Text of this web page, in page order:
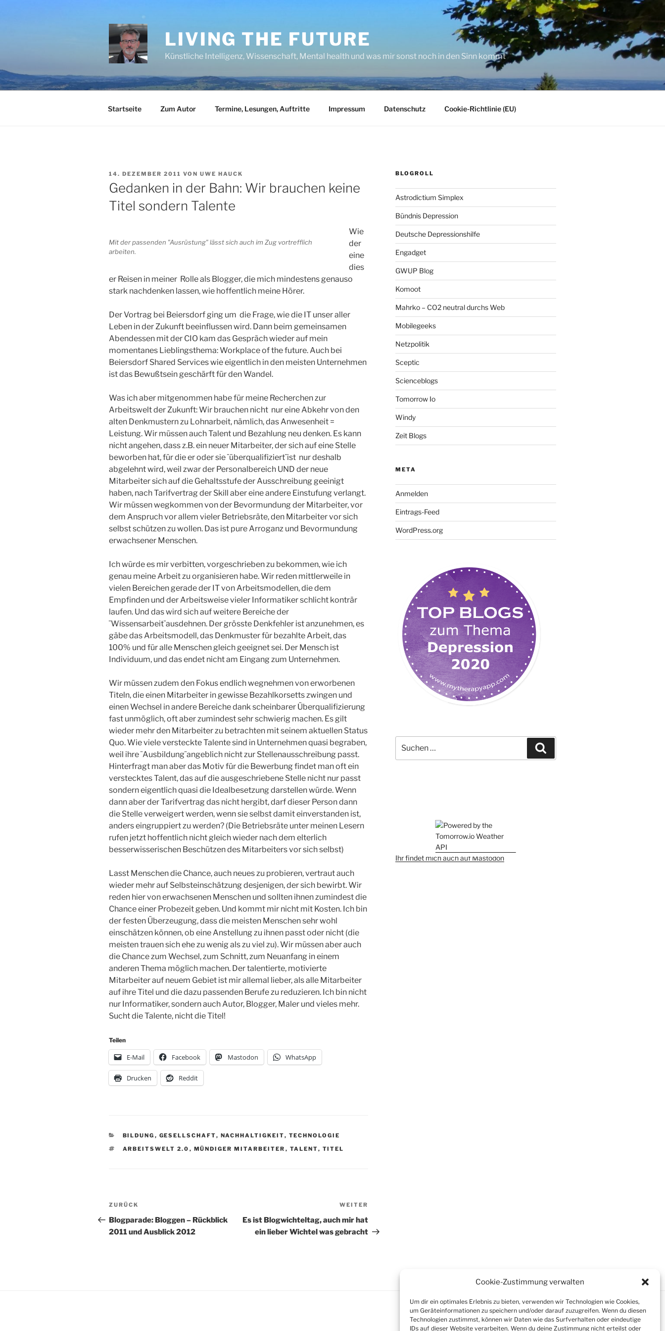
Cookie-Zustimmung verwalten
Um dir ein optimales Erlebnis zu bieten, verwenden wir Technologien wie Cookies,
um Geräteinformationen zu speichern und/oder darauf zuzugreifen. Wenn du diesen
Technologien zustimmst, können wir Daten wie das Surfverhalten oder eindeutige
IDs auf dieser Website verarbeiten. Wenn du deine Zustimmung nicht erteilst oder
LIVING THE FUTURE
Künstliche Intelligenz, Wissenschaft, Mental health und was mir sonst noch in den Sinn kommt
Startseite Zum Autor Termine, Lesungen, Auftritte Impressum Datenschutz Cookie-Richtlinie (EU)
VERÖFFENTLICHT
AM
14. DEZEMBER 2011 VON UWE HAUCK
Gedanken in der Bahn: Wir brauchen keine
Titel sondern Talente
Mit der passenden "Ausrüstung" lässt sich auch im Zug vortrefflich
arbeiten.
Wie
der
eine
dies
er Reisen in meiner Rolle als Blogger, die mich mindestens genauso
stark nachdenken lassen, wie hoffentlich meine Hörer.
Der Vortrag bei Beiersdorf ging um die Frage, wie die IT unser aller
Leben in der Zukunft beeinflussen wird. Dann beim gemeinsamen
Abendessen mit der CIO kam das Gespräch wieder auf mein
momentanes Lieblingsthema: Workplace of the future. Auch bei
Beiersdorf Shared Services wie eigentlich in den meisten Unternehmen
ist das Bewußtsein geschärft für den Wandel.
Was ich aber mitgenommen habe für meine Recherchen zur
Arbeitswelt der Zukunft: Wir brauchen nicht nur eine Abkehr von den
alten Denkmustern zu Lohnarbeit, nämlich, das Anwesenheit =
Leistung. Wir müssen auch Talent und Bezahlung neu denken. Es kann
nicht angehen, dass z.B. ein neuer Mitarbeiter, der sich auf eine Stelle
beworben hat, für die er oder sie ¨überqualifiziert¨ist nur deshalb
abgelehnt wird, weil zwar der Personalbereich UND der neue
Mitarbeiter sich auf die Gehaltsstufe der Ausschreibung geeinigt
haben, nach Tarifvertrag der Skill aber eine andere Einstufung verlangt.
Wir müssen wegkommen von der Bevormundung der Mitarbeiter, vor
dem Anspruch vor allem vieler Betriebsräte, den Mitarbeiter vor sich
selbst schützen zu wollen. Das ist pure Arroganz und Bevormundung
erwachsener Menschen.
Ich würde es mir verbitten, vorgeschrieben zu bekommen, wie ich
genau meine Arbeit zu organisieren habe. Wir reden mittlerweile in
vielen Bereichen gerade der IT von Arbeitsmodellen, die dem
Empfinden und der Arbeitsweise vieler Informatiker schlicht konträr
laufen. Und das wird sich auf weitere Bereiche der
¨Wissensarbeit¨ausdehnen. Der grösste Denkfehler ist anzunehmen, es
gäbe das Arbeitsmodell, das Denkmuster für bezahlte Arbeit, das
100% und für alle Menschen gleich geeignet sei. Der Mensch ist
Individuum, und das endet nicht am Eingang zum Unternehmen.
Wir müssen zudem den Fokus endlich wegnehmen von erworbenen
Titeln, die einen Mitarbeiter in gewisse Bezahlkorsetts zwingen und
einen Wechsel in andere Bereiche dank scheinbarer Überqualifizierung
fast unmöglich, oft aber zumindest sehr schwierig machen. Es gilt
wieder mehr den Mitarbeiter zu betrachten mit seinem aktuellen Status
Quo. Wie viele versteckte Talente sind in Unternehmen quasi begraben,
weil ihre ¨Ausbildung¨angeblich nicht zur Stellenausschreibung passt.
Hinterfragt man aber das Motiv für die Bewerbung findet man oft ein
verstecktes Talent, das auf die ausgeschriebene Stelle nicht nur passt
sondern eigentlich quasi die Idealbesetzung darstellen würde. Wenn
dann aber der Tarifvertrag das nicht hergibt, darf dieser Person dann
die Stelle verweigert werden, wenn sie selbst damit einverstanden ist,
anders eingruppiert zu werden? (Die Betriebsräte unter meinen Lesern
rufen jetzt hoffentlich nicht gleich wieder nach dem elterlich
besserwisserischen Beschützen des Mitarbeiters vor sich selbst)
Lasst Menschen die Chance, auch neues zu probieren, vertraut auch
wieder mehr auf Selbsteinschätzung desjenigen, der sich bewirbt. Wir
reden hier von erwachsenen Menschen und sollten ihnen zumindest die
Chance einer Probezeit geben. Und kommt mir nicht mit Kosten. Ich bin
der festen Überzeugung, dass die meisten Menschen sehr wohl
einschätzen können, ob eine Anstellung zu ihnen passt oder nicht (die
meisten trauen sich ehe zu wenig als zu viel zu). Wir müssen aber auch
die Chance zum Wechsel, zum Schnitt, zum Neuanfang in einem
anderen Thema möglich machen. Der talentierte, motivierte
Mitarbeiter auf neuem Gebiet ist mir allemal lieber, als alle Mitarbeiter
auf ihre Titel und die dazu passenden Berufe zu reduzieren. Ich bin nicht
nur Informatiker, sondern auch Autor, Blogger, Maler und vieles mehr.
Sucht die Talente, nicht die Titel!
Teilen
E-Mail Facebook Mastodon WhatsApp
Drucken Reddit
KATEGORIEN
BILDUNG , GESELLSCHAFT, NACHHALTIGKEIT, TECHNOLOGIE
SCHLAGWÖRTER
ARBEITSWELT 2.0 , MÜNDIGER MITARBEITER , TALENT, TITEL
Beitragsnavigation
Vorheriger
Beitrag
ZURÜCK
Blogparade: Bloggen – Rückblick
2011 und Ausblick 2012
Beitrag
WEITER
Es ist Blogwichteltag, auch mir hat
ein lieber Wichtel was gebracht
BLOGROLL
Astrodictium Simplex
Bündnis Depression
Deutsche Depressionshilfe
Engadget
GWUP Blog
Komoot
Mahrko – CO2 neutral durchs Web
Mobilegeeks
Netzpolitik
Sceptic
Scienceblogs
Tomorrow Io
Windy
Zeit Blogs
META
Anmelden
Eintrags-Feed
WordPress.org
nach:
Ihr findet mich auch auf Mastodon